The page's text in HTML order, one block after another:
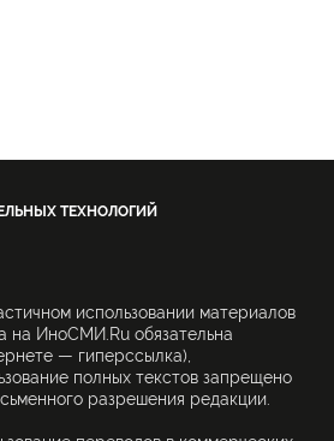
ТЕХНОЛОГИЙ
использовании материалов
на ИноСМИ.Ru обязательна
— гиперссылка),
полных текстов запрещено
разрешения редакции.